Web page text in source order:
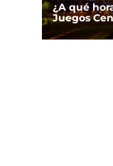
¿A qué
Juegos